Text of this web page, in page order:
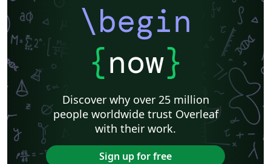
\begin
{now}
Discover why over 25 million
people worldwide trust Overleaf
with their work.
Sign up for free